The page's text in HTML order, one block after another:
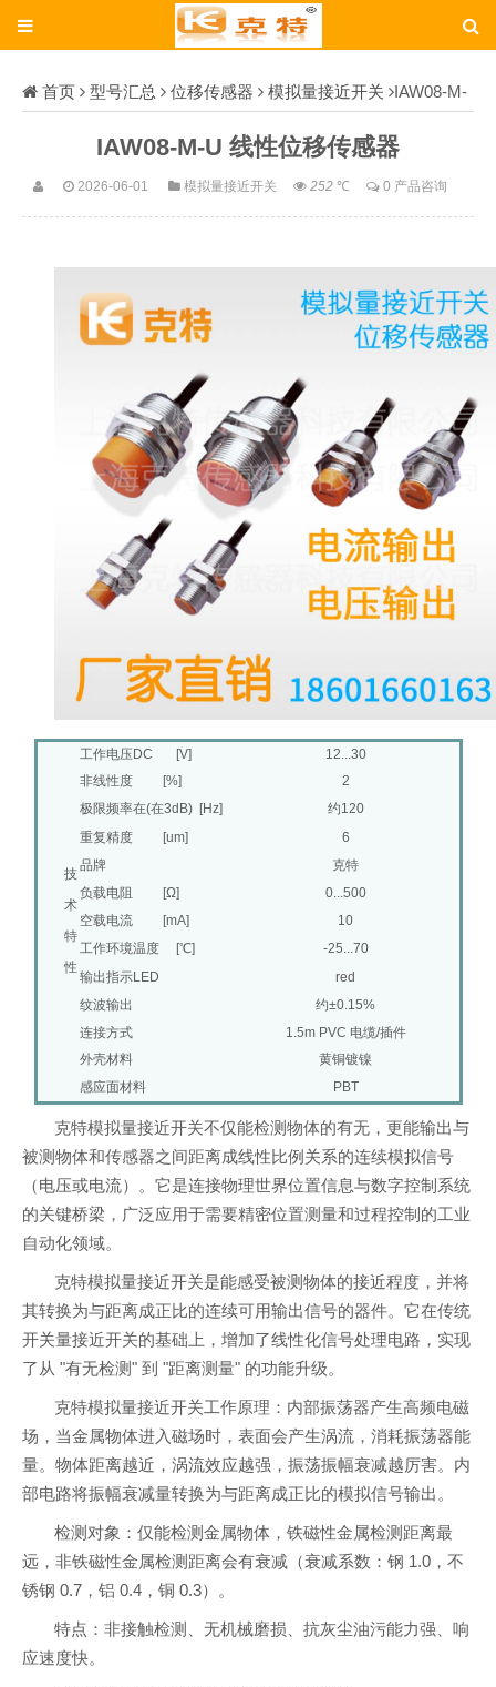
首页 型号汇总 位移传感器 模拟量接近开关 IAW08-M-
IAW08-M-U 线性位移传感器
2026-06-01 模拟量接近开关 252℃ 0 产品咨询
技
术
特
性
工作电压DC [V]
12...30
非线性度 [%]
2
极限频率在(在3dB) [Hz]
约120
重复精度 [um]
6
品牌
克特
负载电阻 [Ω]
0...500
空载电流 [mA]
10
工作环境温度 [℃]
-25...70
输出指示LED
red
纹波输出
约±0.15%
连接方式
1.5m PVC 电缆/插件
外壳材料
黄铜镀镍
感应面材料
PBT
克特模拟量接近开关不仅能检测物体的有无，更能输出与
被测物体和传感器之间距离成线性比例关系的连续模拟信号
（电压或电流）。它是连接物理世界位置信息与数字控制系统
的关键桥梁，广泛应用于需要精密位置测量和过程控制的工业
自动化领域。
克特模拟量接近开关是能感受被测物体的接近程度，并将
其转换为与距离成正比的连续可用输出信号的器件。它在传统
开关量接近开关的基础上，增加了线性化信号处理电路，实现
了从 "有无检测" 到 "距离测量" 的功能升级。
克特模拟量接近开关工作原理：内部振荡器产生高频电磁
场，当金属物体进入磁场时，表面会产生涡流，消耗振荡器能
量。物体距离越近，涡流效应越强，振荡振幅衰减越厉害。内
部电路将振幅衰减量转换为与距离成正比的模拟信号输出。
检测对象：仅能检测金属物体，铁磁性金属检测距离最
远，非铁磁性金属检测距离会有衰减（衰减系数：钢 1.0，不
锈钢 0.7，铝 0.4，铜 0.3）。
特点：非接触检测、无机械磨损、抗灰尘油污能力强、响
应速度快。